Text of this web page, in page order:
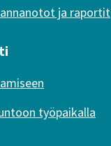
ja raportit
työpaikalla